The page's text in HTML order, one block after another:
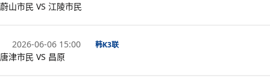
蔚山市民 VS 江陵市民
2026-06-06 15:00 韩K3联
唐津市民 VS 昌原